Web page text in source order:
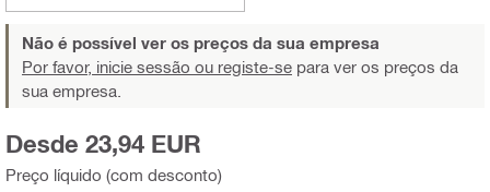
Não é possível ver os preços da sua empresa
Por favor, inicie sessão ou registe-se para ver os preços da
sua empresa.
Preço líquido (com desconto)
Desde 23,94 EUR